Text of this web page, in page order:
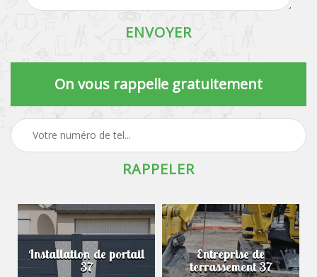
On vous rappelle gratuitement
Installation de portail
37
Entreprise de
terrassement 37